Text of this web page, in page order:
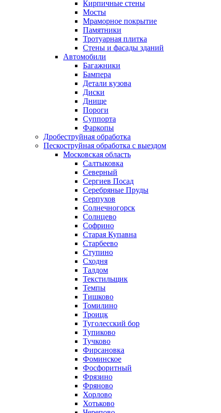
Кирпичные стены
Мосты
Мраморное покрытие
Памятники
Тротуарная плитка
Стены и фасады зданий
Автомобили
Багажники
Бампера
Детали кузова
Диски
Днище
Пороги
Суппорта
Фаркопы
Дробеструйная обработка
Пескоструйная обработка с выездом
Московская область
Салтыковка
Северный
Сергиев Посад
Серебряные Пруды
Серпухов
Солнечногорск
Солнцево
Софрино
Старая Купавна
Старбеево
Ступино
Сходня
Талдом
Текстильщик
Темпы
Тишково
Томилино
Троицк
Туголесский бор
Тупиково
Тучково
Фирсановка
Фоминское
Фосфоритный
Фрязино
Фряново
Хорлово
Хотьково